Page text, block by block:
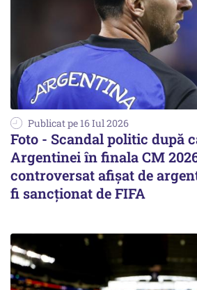
Publicat pe 16 Iul 2026
Foto - Scandal politic după
Argentinei în finala CM
controversat afișat de
fi sancționat de FIFA